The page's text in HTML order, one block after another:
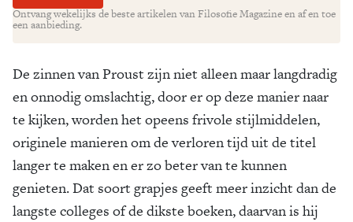
Ontvang wekelijks de beste artikelen van Filosofie Magazine en af en toe
een aanbieding.
De zinnen van Proust zijn niet alleen maar langdradig
en onnodig omslachtig, door er op deze manier naar
te kijken, worden het opeens frivole stijlmiddelen,
originele manieren om de verloren tijd uit de titel
langer te maken en er zo beter van te kunnen
genieten. Dat soort grapjes geeft meer inzicht dan de
langste colleges of de dikste boeken, daarvan is hij